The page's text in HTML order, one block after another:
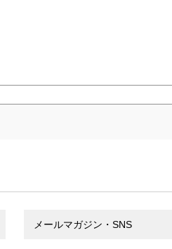
メールマガジン・SNS